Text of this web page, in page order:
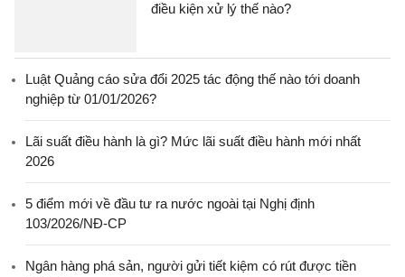
điều kiện xử lý thế nào?
Luật Quảng cáo sửa đổi 2025 tác động thế nào tới doanh
nghiệp từ 01/01/2026?
Lãi suất điều hành là gì? Mức lãi suất điều hành mới nhất
2026
5 điểm mới về đầu tư ra nước ngoài tại Nghị định
103/2026/NĐ-CP
Ngân hàng phá sản, người gửi tiết kiệm có rút được tiền